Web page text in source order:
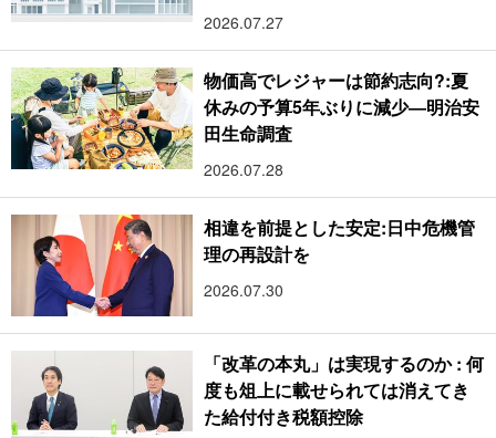
2026.07.27
物価高でレジャーは節約志向?:夏
休みの予算5年ぶりに減少―明治安
田生命調査
2026.07.28
相違を前提とした安定:日中危機管
理の再設計を
2026.07.30
「改革の本丸」は実現するのか : 何
度も俎上に載せられては消えてき
た給付付き税額控除